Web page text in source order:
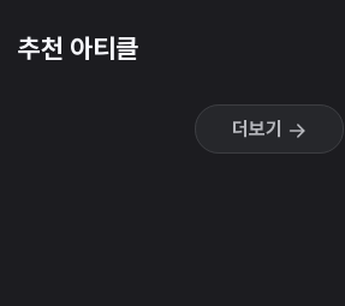
추천 아티클
더보기